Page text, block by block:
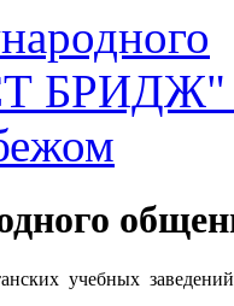
учебных